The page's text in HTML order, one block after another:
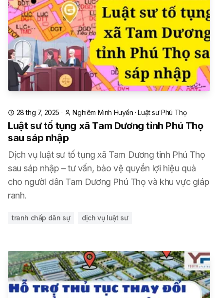
28 thg 7, 2025 · Nghiêm Minh Huyền ·Luật sư Phú Thọ
Luật sư tố tụng xã Tam Dương tỉnh Phú Thọ
sau sáp nhập
Dịch vụ luật sư tố tụng xã Tam Dương tỉnh Phú Thọ
sau sáp nhập – tư vấn, bảo vệ quyền lợi hiệu quả
cho người dân Tam Dương Phú Thọ và khu vực giáp
ranh.
tranh chấp dân sự dịch vụ luật sư